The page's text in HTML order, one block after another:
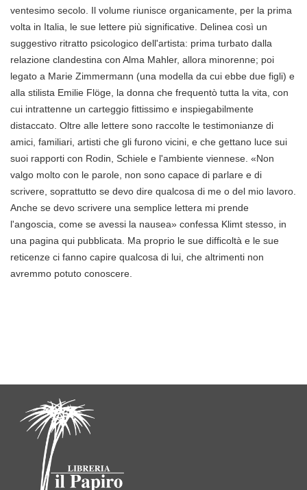
ventesimo secolo. Il volume riunisce organicamente, per la prima
volta in Italia, le sue lettere più significative. Delinea così un
suggestivo ritratto psicologico dell'artista: prima turbato dalla
relazione clandestina con Alma Mahler, allora minorenne; poi
legato a Marie Zimmermann (una modella da cui ebbe due figli) e
alla stilista Emilie Flöge, la donna che frequentò tutta la vita, con
cui intrattenne un carteggio fittissimo e inspiegabilmente
distaccato. Oltre alle lettere sono raccolte le testimonianze di
amici, familiari, artisti che gli furono vicini, e che gettano luce sui
suoi rapporti con Rodin, Schiele e l'ambiente viennese. «Non
valgo molto con le parole, non sono capace di parlare e di
scrivere, soprattutto se devo dire qualcosa di me o del mio lavoro.
Anche se devo scrivere una semplice lettera mi prende
l'angoscia, come se avessi la nausea» confessa Klimt stesso, in
una pagina qui pubblicata. Ma proprio le sue difficoltà e le sue
reticenze ci fanno capire qualcosa di lui, che altrimenti non
avremmo potuto conoscere.